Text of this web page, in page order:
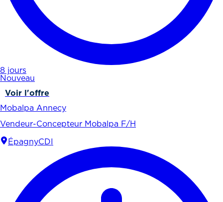
8 jours
Nouveau
Voir l'offre
Mobalpa Annecy
Vendeur-Concepteur Mobalpa F/H
ÉpagnyCDI